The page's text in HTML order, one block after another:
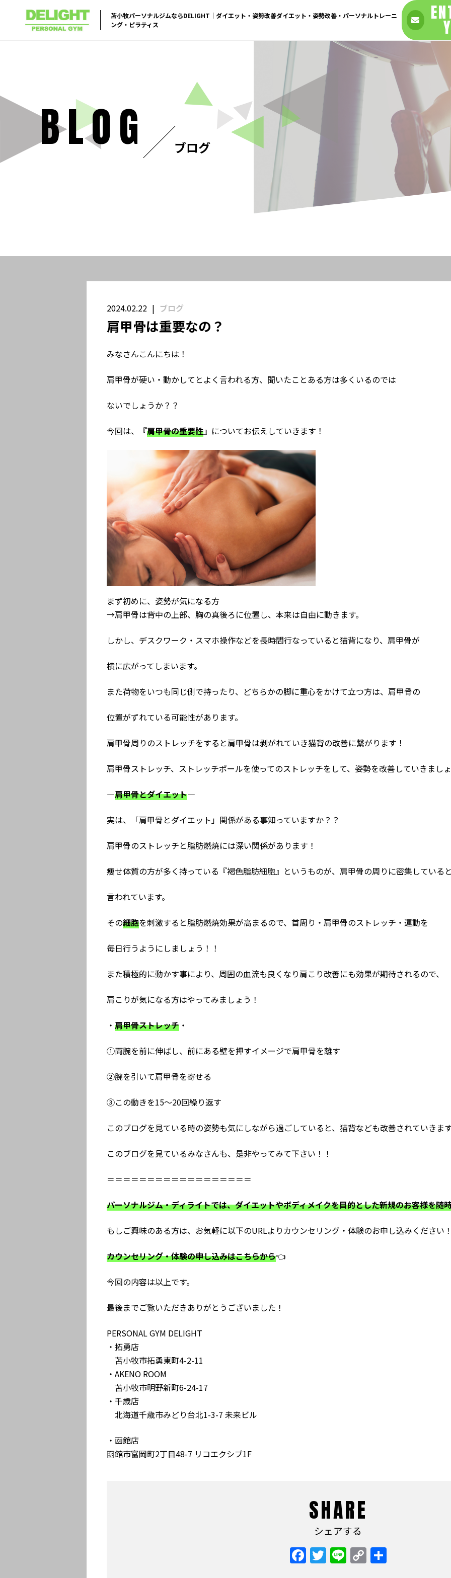
苫小牧パーソナルジムならDELIGHT｜ダイエット・姿勢改善ダイエット・姿勢改善・パーソナルトレーニ
ング・ピラティス
Y
BLOG ブログ
2024.02.22 ブログ
肩甲骨は重要なの？
みなさんこんにちは！
肩甲骨が硬い・動かしてとよく言われる方、聞いたことある方は多くいるのでは
ないでしょうか？？
今回は、『肩甲骨の重要性』についてお伝えしていきます！
まず初めに、姿勢が気になる方
→肩甲骨は背中の上部、胸の真後ろに位置し、本来は自由に動きます。
しかし、デスクワーク・スマホ操作などを長時間行なっていると猫背になり、肩甲骨が
横に広がってしまいます。
また荷物をいつも同じ側で持ったり、どちらかの脚に重心をかけて立つ方は、肩甲骨の
位置がずれている可能性があります。
肩甲骨周りのストレッチをすると肩甲骨は剥がれていき猫背の改善に繋がります！
肩甲骨ストレッチ、ストレッチポールを使ってのストレッチをして、姿勢を改善していきましょ
—肩甲骨とダイエット—
実は、「肩甲骨とダイエット」関係がある事知っていますか？？
肩甲骨のストレッチと脂肪燃焼には深い関係があります！
痩せ体質の方が多く持っている『褐色脂肪細胞』というものが、肩甲骨の周りに密集していると
言われています。
その細胞を刺激すると脂肪燃焼効果が高まるので、首周り・肩甲骨のストレッチ・運動を
毎日行うようにしましょう！！
また積極的に動かす事により、周囲の血流も良くなり肩こり改善にも効果が期待されるので、
肩こりが気になる方はやってみましょう！
・ 肩甲骨ストレッチ・
①両腕を前に伸ばし、前にある壁を押すイメージで肩甲骨を離す
②腕を引いて肩甲骨を寄せる
③この動きを15〜20回繰り返す
このブログを見ている時の姿勢も気にしながら過ごしていると、猫背なども改善されていきま
このブログを見ているみなさんも、是非やってみて下さい！！
＝＝＝＝＝＝＝＝＝＝＝＝＝＝＝＝＝＝
パーソナルジム・ディライトでは、ダイエットやボディメイクを目的とした新規のお客様を随
もしご興味のある方は、お気軽に以下のURLよりカウンセリング・体験のお申し込みください！
カウンセリング・体験の申し込みはこちらから👈
今回の内容は以上です。
最後までご覧いただきありがとうございました！
PERSONAL GYM DELIGHT
・拓勇店
苫小牧市拓勇東町4-2-11
・AKENO ROOM
苫小牧市明野新町6-24-17
・千歳店
北海道千歳市みどり台北1-3-7 未来ビル
・函館店
函館市富岡町2丁目48-7 リコエクシブ1F
SHARE
シェアする
Facebook
Twitter
LineCopy
Link
共